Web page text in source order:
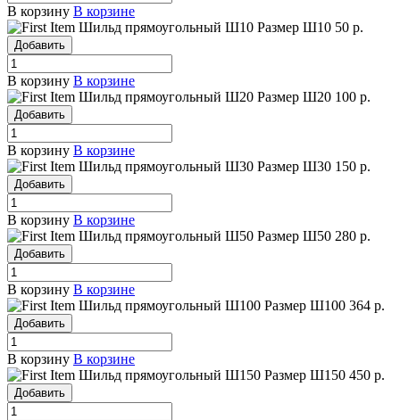
В корзину В корзине
Шильд прямоугольный Ш10 Размер Ш10 50 р.
Добавить
В корзину В корзине
Шильд прямоугольный Ш20 Размер Ш20 100 р.
Добавить
В корзину В корзине
Шильд прямоугольный Ш30 Размер Ш30 150 р.
Добавить
В корзину В корзине
Шильд прямоугольный Ш50 Размер Ш50 280 р.
Добавить
В корзину В корзине
Шильд прямоугольный Ш100 Размер Ш100 364 р.
Добавить
В корзину В корзине
Шильд прямоугольный Ш150 Размер Ш150 450 р.
Добавить